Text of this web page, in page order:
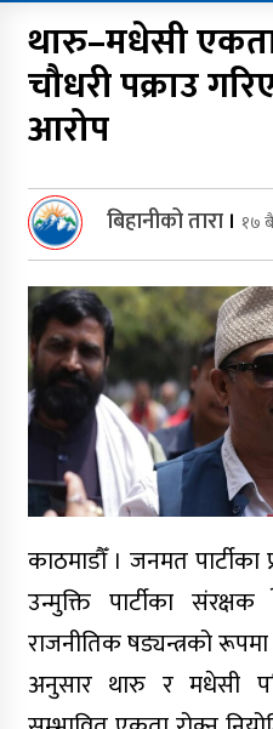
Trending Now
समावेशी र
लागि सेफ
समीक्षा
सहयोगी
प्रतिवद्धता
सुरक्षित
भेरी
तयारी पूरा
थारु–मधेसी
चौधरी पक्राउ
आरोप
बिहानीको तारा। १७
काठमाडौँ । जनमत
उन्मुक्ति पार्टीका
राजनीतिक षड्यन्त्रको
अनुसार थारु र मधेसी